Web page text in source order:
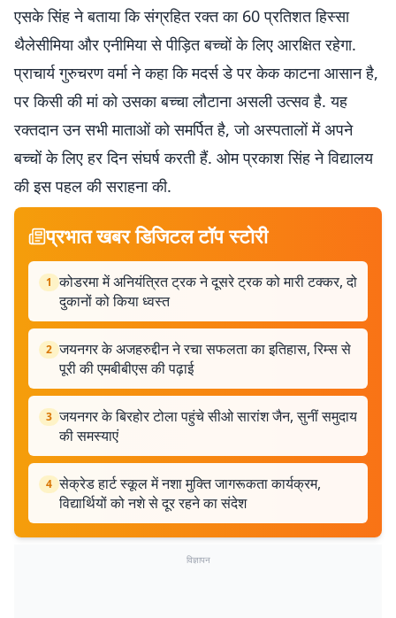
एसके सिंह ने बताया कि संग्रहित रक्त का 60 प्रतिशत हिस्सा
थैलेसीमिया और एनीमिया से पीड़ित बच्चों के लिए आरक्षित रहेगा.
प्राचार्य गुरुचरण वर्मा ने कहा कि मदर्स डे पर केक काटना आसान है,
पर किसी की मां को उसका बच्चा लौटाना असली उत्सव है. यह
रक्तदान उन सभी माताओं को समर्पित है, जो अस्पतालों में अपने
बच्चों के लिए हर दिन संघर्ष करती हैं. ओम प्रकाश सिंह ने विद्यालय
की इस पहल की सराहना की.
प्रभात खबर डिजिटल टॉप स्टोरी
1 कोडरमा में अनियंत्रित ट्रक ने दूसरे ट्रक को मारी टक्कर, दो
दुकानों को किया ध्वस्त
2 जयनगर के अजहरुद्दीन ने रचा सफलता का इतिहास, रिम्स से
पूरी की एमबीबीएस की पढ़ाई
3 जयनगर के बिरहोर टोला पहुंचे सीओ सारांश जैन, सुनीं समुदाय
की समस्याएं
4 सेक्रेड हार्ट स्कूल में नशा मुक्ति जागरूकता कार्यक्रम,
विद्यार्थियों को नशे से दूर रहने का संदेश
विज्ञापन